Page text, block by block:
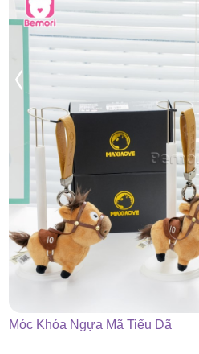
Móc Khóa Ngựa Mã Tiểu Dã